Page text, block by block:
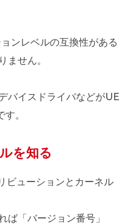
ンレベルの互換性がある
ません。
バイスドライバなどがUE
。
を知る
ビューションとカーネル
ば「バージョン番号」